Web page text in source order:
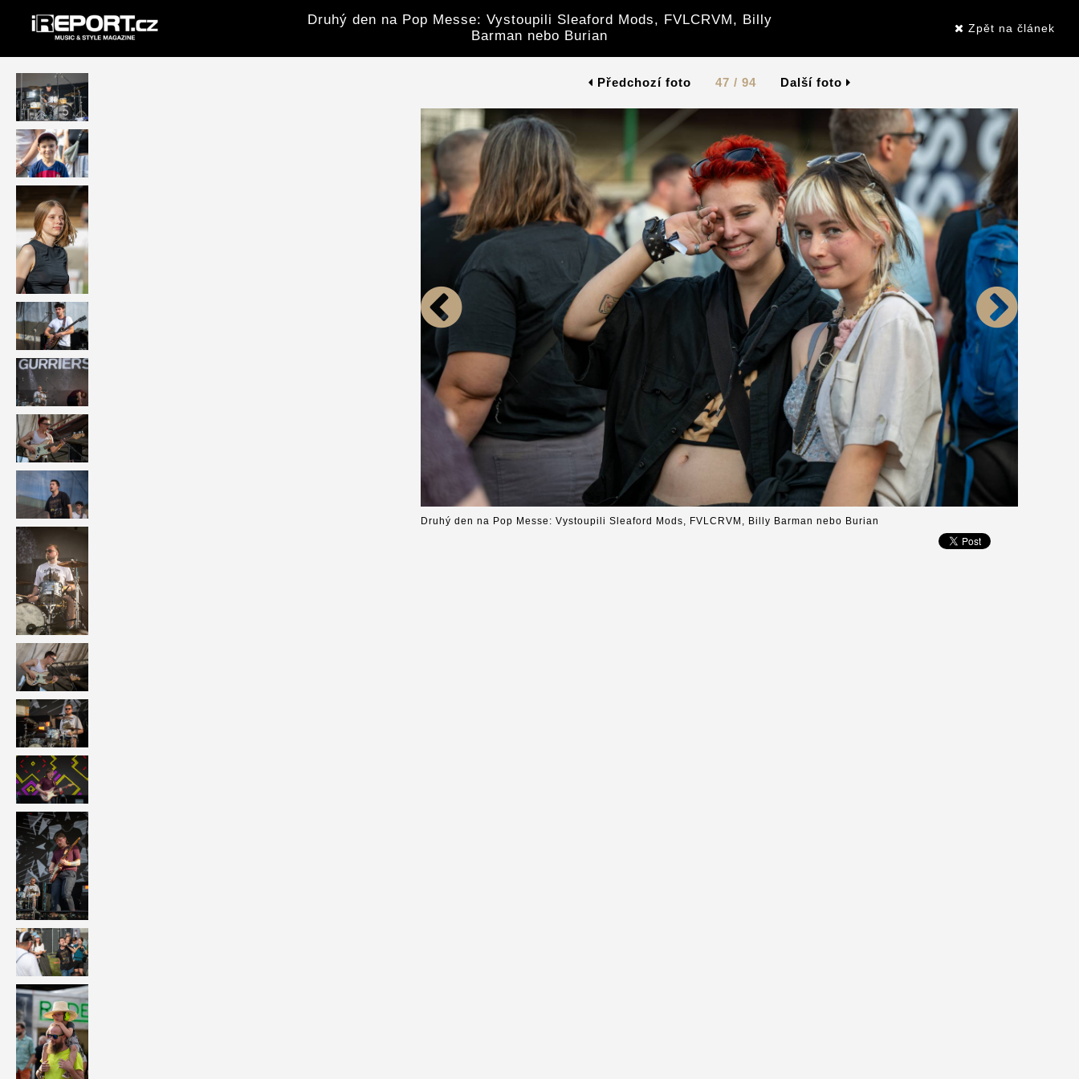
Druhý den na Pop Messe: Vystoupili Sleaford Mods, FVLCRVM, Billy
Barman nebo Burian
Zpět na článek
Předchozí foto 47 / 94 Další foto
Druhý den na Pop Messe: Vystoupili Sleaford Mods, FVLCRVM, Billy Barman nebo Burian